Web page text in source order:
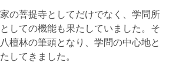
の菩提寺としてだけでなく、学問所
しての機能も果たしていました。そ
檀林の筆頭となり、学問の中心地と
してきました。